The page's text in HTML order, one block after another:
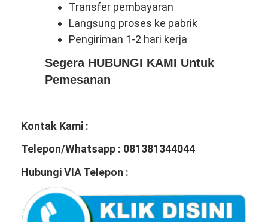
Transfer pembayaran
Langsung proses ke pabrik
Pengiriman 1-2 hari kerja
Segera HUBUNGI KAMI Untuk
Pemesanan
Kontak Kami :
Telepon/Whatsapp : 081381344044
Hubungi VIA Telepon :